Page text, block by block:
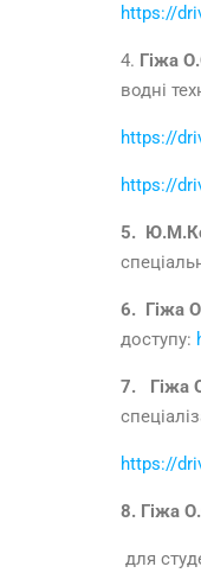
https://
4. Гіжа
водні
https://
https://
5.
6. Гіжа
доступу:
7. Гіжа
https://
8. Гіжа
для